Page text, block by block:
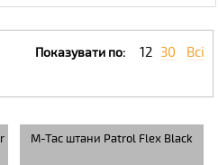
Показувати по: 12 30 Всі
M-Tac штани Patrol Flex Black